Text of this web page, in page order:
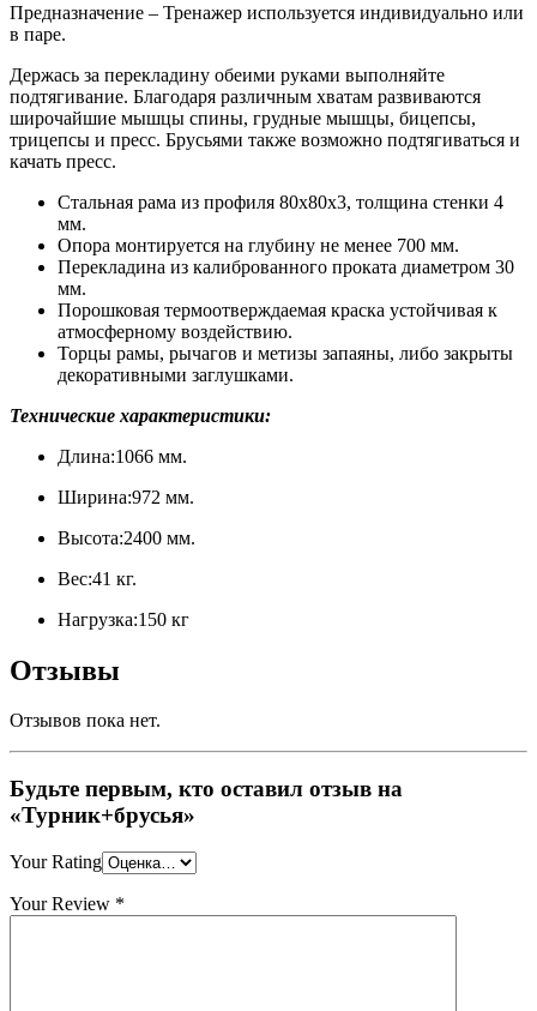
Предназначение – Тренажер используется индивидуально или
в паре.
Держась за перекладину обеими руками выполняйте
подтягивание. Благодаря различным хватам развиваются
широчайшие мышцы спины, грудные мышцы, бицепсы,
трицепсы и пресс. Брусьями также возможно подтягиваться и
качать пресс.
Стальная рама из профиля 80х80х3, толщина стенки 4
мм.
Опора монтируется на глубину не менее 700 мм.
Перекладина из калиброванного проката диаметром 30
мм.
Порошковая термоотверждаемая краска устойчивая к
атмосферному воздействию.
Торцы рамы, рычагов и метизы запаяны, либо закрыты
декоративными заглушками.
Технические характеристики:
Длина:1066 мм.
Ширина:972 мм.
Высота:2400 мм.
Вес:41 кг.
Нагрузка:150 кг
Отзывы
Отзывов пока нет.
Будьте первым, кто оставил отзыв на
«Турник+брусья»
Your Rating
Your Review *